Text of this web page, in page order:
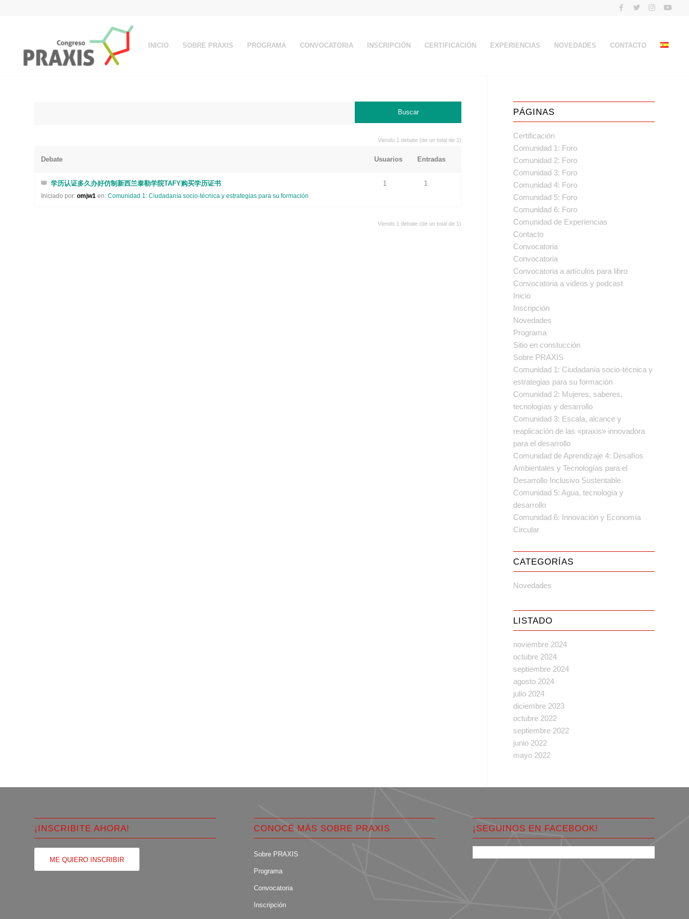
INICIO SOBRE PRAXIS PROGRAMA CONVOCATORIA INSCRIPCIÓN CERTIFICACIÓN EXPERIENCIAS NOVEDADES CONTACTO
Viendo 1 debate (de un total de 1)
Debate Usuarios Entradas
学历认证多久办好仿制新西兰泰勒学院TAFY购买学历证书
Iniciado por: omjw1 en: Comunidad 1: Ciudadanía socio-técnica y estrategias para su formación
1 1
Viendo 1 debate (de un total de 1)
PÁGINAS
Certificación
Comunidad 1: Foro
Comunidad 2: Foro
Comunidad 3: Foro
Comunidad 4: Foro
Comunidad 5: Foro
Comunidad 6: Foro
Comunidad de Experiencias
Contacto
Convocatoria
Convocatoria
Convocatoria a artículos para libro
Convocatoria a videos y podcast
Inicio
Inscripción
Novedades
Programa
Sitio en constucción
Sobre PRAXIS
Comunidad 1: Ciudadanía socio-técnica y
estrategias para su formación
Comunidad 2: Mujeres, saberes,
tecnologías y desarrollo
Comunidad 3: Escala, alcance y
reaplicación de las «praxis» innovadora
para el desarrollo
Comunidad de Aprendizaje 4: Desafíos
Ambientales y Tecnologías para el
Desarrollo Inclusivo Sustentable
Comunidad 5: Agua, tecnología y
desarrollo
Comunidad 6: Innovación y Economía
Circular
CATEGORÍAS
Novedades
LISTADO
noviembre 2024
octubre 2024
septiembre 2024
agosto 2024
julio 2024
diciembre 2023
octubre 2022
septiembre 2022
junio 2022
mayo 2022
¡INSCRIBITE AHORA!
ME QUIERO INSCRIBIR
CONOCÉ MÁS SOBRE PRAXIS
Sobre PRAXIS
Programa
Convocatoria
Inscripción
¡SEGUINOS EN FACEBOOK!